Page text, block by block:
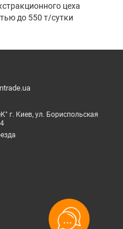
цеха
до 550 т/сутки
г. Киев, ул. Бориспольская